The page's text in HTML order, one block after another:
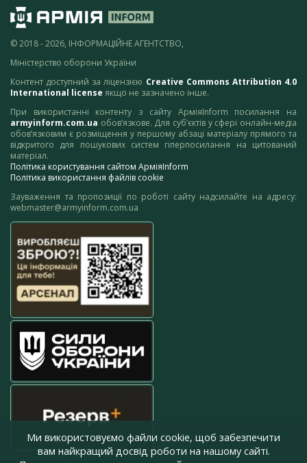
© 2018 - 2026, ІНФОРМАЦІЙНЕ АГЕНТСТВО,
Міністерство оборони України
Контент доступний за ліцензією Creative Commons Attribution 4.0
International license якщо не зазначено інше.
При використанні контенту з сайту АрміяInform посилання на
armyinform.com.ua обов’язкове. Для суб’єктів у сфері онлайн-медіа
обов’язковим є розміщення у першому абзаці матеріалу прямого та
відкритого для пошукових систем гіперпосилання на цитований
матеріал.
Політика користування сайтом АрміяInform
Політика використання файлів cookie
Зауваження та пропозиції по роботі сайту надсилайте на адресу:
webmaster@armyinform.com.ua
Ми використовуємо файли cookie, щоб забезпечити
вам найкращий досвід роботи на нашому сайті.